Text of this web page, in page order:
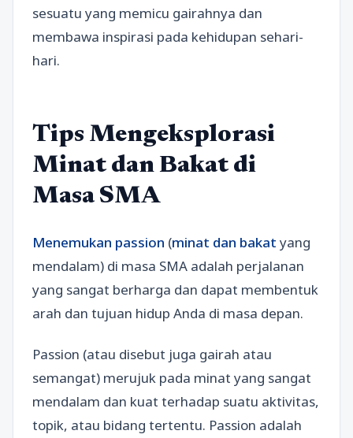
sesuatu yang memicu gairahnya dan
membawa inspirasi pada kehidupan sehari-
hari.
Tips Mengeksplorasi
Minat dan Bakat di
Masa SMA
Menemukan passion (minat dan bakat yang
mendalam) di masa SMA adalah perjalanan
yang sangat berharga dan dapat membentuk
arah dan tujuan hidup Anda di masa depan.
Passion (atau disebut juga gairah atau
semangat) merujuk pada minat yang sangat
mendalam dan kuat terhadap suatu aktivitas,
topik, atau bidang tertentu. Passion adalah